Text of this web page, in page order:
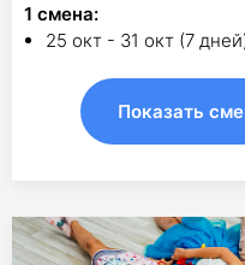
1 смена:
25 окт - 31 окт (7
Показать